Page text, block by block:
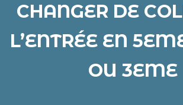
CHANGER DE
L’ENTRÉE EN
OU 3EME